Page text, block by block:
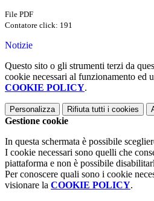
File PDF
Contatore click: 191
Notizie
Questo sito o gli strumenti terzi da
cookie necessari al funzionamento ed
COOKIE POLICY.
Personalizza Rifiuta tutti i cookies
Gestione cookie
In questa schermata è possibile
I cookie necessari sono quelli che
piattaforma e non è possibile
Per conoscere quali sono i cookie
visionare la COOKIE POLICY.